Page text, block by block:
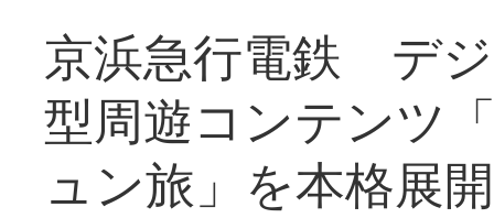
京浜急行電鉄 デ
型周遊コンテンツ
ュン旅」を本格展開